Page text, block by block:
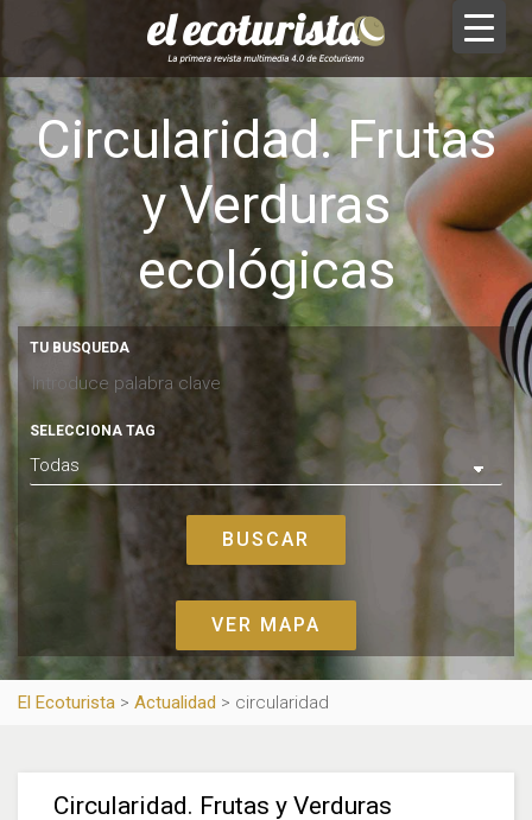
Circularidad. Frutas
y Verduras
ecológicas
TU BUSQUEDA
SELECCIONA TAG
VER MAPA
El Ecoturista > Actualidad > circularidad
Circularidad. Frutas y Verduras